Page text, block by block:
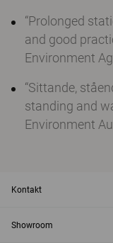
“Prolonged
and good
Environment
“Sittande,
standing and
Environment
Kontakt
Showroom